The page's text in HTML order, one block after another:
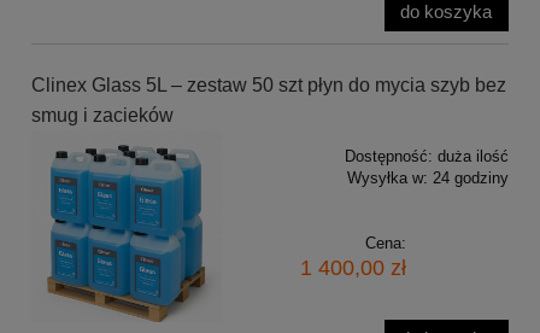
do koszyka
Clinex Glass 5L – zestaw 50 szt płyn do mycia szyb bez
smug i zacieków
Dostępność: duża ilość
Wysyłka w: 24 godziny
Cena:
1 400,00 zł